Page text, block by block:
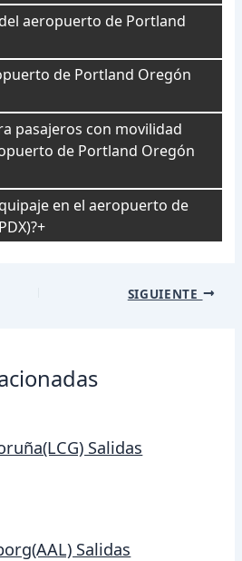
aeropuerto de Portland
de Portland Oregón
pasajeros con movilidad
de Portland Oregón
en el aeropuerto de
SIGUIENTE
Salidas
Salidas